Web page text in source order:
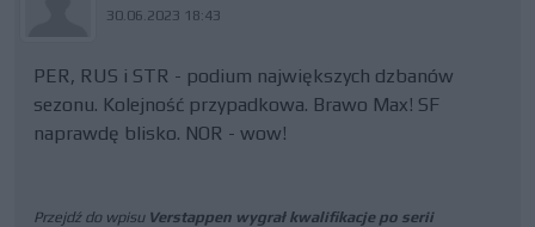
30.06.2023 18:43
PER, RUS i STR - podium największych dzbanów
sezonu. Kolejność przypadkowa. Brawo Max! SF
naprawdę blisko. NOR - wow!
Przejdź do wpisu Verstappen wygrał kwalifikacje po serii